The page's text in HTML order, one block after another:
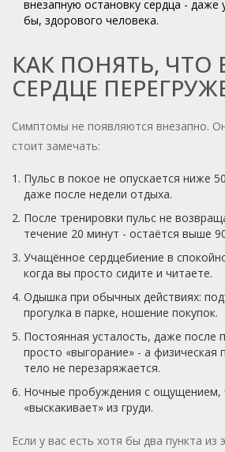
внезапную остановку сердца - даже
бы, здорового человека.
КАК ПОНЯТЬ, ЧТО
СЕРДЦЕ
Симптомы не появляются внезапно.
стоит замечать:
Пульс в покое не опускается ниже
даже после недели отдыха.
После тренировки пульс не
течение 20 минут - остаётся выше
Учащённое сердцебиение в
когда вы просто сидите и читаете.
Одышка при обычных действиях:
прогулка в парке, ношение покупок.
Постоянная усталость, даже после
просто «выгорание» - а физическая
тело не перезаряжается.
Ночные пробуждения с ощущением,
«выскакивает» из груди.
Если у вас есть хотя бы два пункта из